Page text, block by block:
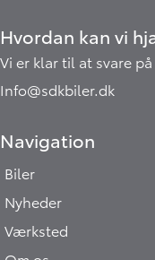
Hvordan kan vi
Vi er klar til at svare
Info@sdkbiler.dk
Navigation
Biler
Nyheder
Værksted